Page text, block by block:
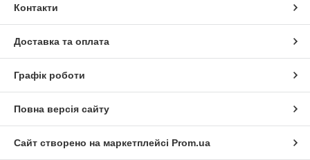
Контакти
Доставка та оплата
Графік роботи
Повна версія сайту
Сайт створено на маркетплейсі Prom.ua